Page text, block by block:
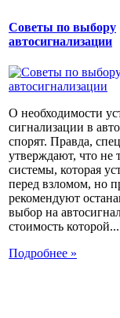
Советы по выбору
автосигнализации
О необходимости
сигнализации в
спорят. Правда,
утверждают, что не
системы, которая
перед взломом, но
рекомендуют
выбор на
стоимость которой...
Подробнее »